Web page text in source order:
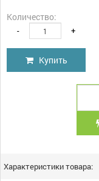
Количество:
- +
Купить
Характеристики товара: